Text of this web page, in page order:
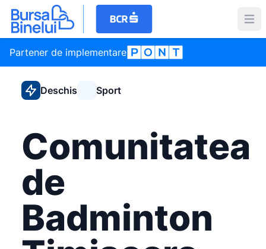
Partener de implementare
Deschis Sport
Comunitatea
de
Badminton